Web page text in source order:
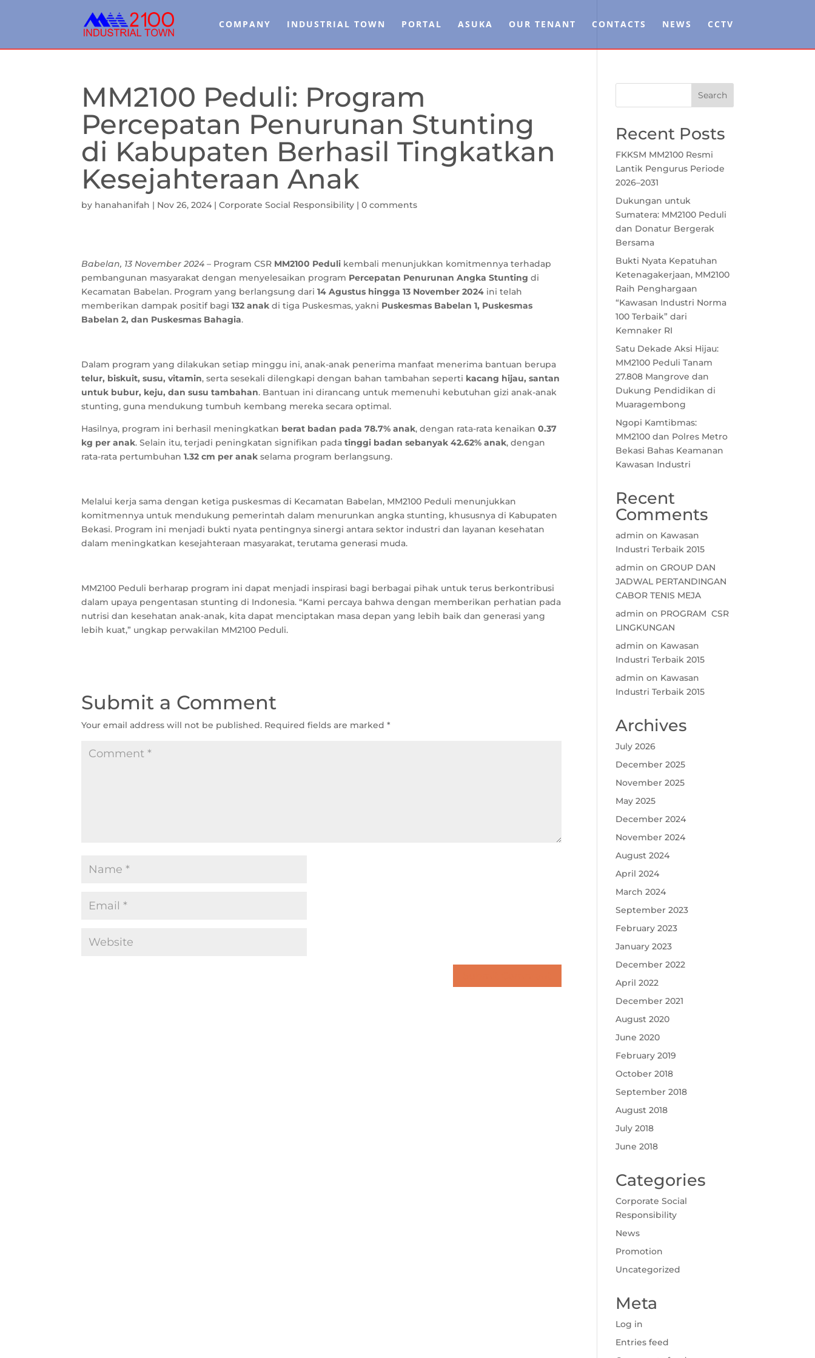
COMPANY INDUSTRIAL TOWN PORTAL ASUKA OUR TENANT CONTACTS NEWS CCTV
MM2100 Peduli: Program
Percepatan Penurunan Stunting
di Kabupaten Berhasil Tingkatkan
Kesejahteraan Anak
by hanahanifah | Nov 26, 2024 |Corporate Social Responsibility |0 comments
Babelan, 13 November 2024 – Program CSR MM2100 Peduli kembali menunjukkan komitmennya terhadap
pembangunan masyarakat dengan menyelesaikan program Percepatan Penurunan Angka Stunting di
Kecamatan Babelan. Program yang berlangsung dari14 Agustus hingga 13 November 2024 ini telah
memberikan dampak positif bagi132 anak di tiga Puskesmas, yakni Puskesmas Babelan 1, Puskesmas
Babelan 2, dan Puskesmas Bahagia.
Dalam program yang dilakukan setiap minggu ini, anak-anak penerima manfaat menerima bantuan berupa
telur, biskuit, susu, vitamin, serta sesekali dilengkapi dengan bahan tambahan seperti kacang hijau, santan
untuk bubur, keju, dan susu tambahan. Bantuan ini dirancang untuk memenuhi kebutuhan gizi anak-anak
stunting, guna mendukung tumbuh kembang mereka secara optimal.
Hasilnya, program ini berhasil meningkatkan berat badan pada 78.7% anak, dengan rata-rata kenaikan0.37
kg per anak. Selain itu, terjadi peningkatan signifikan padatinggi badan sebanyak 42.62% anak, dengan
rata-rata pertumbuhan1.32 cm per anak selama program berlangsung.
Melalui kerja sama dengan ketiga puskesmas di Kecamatan Babelan, MM2100 Peduli menunjukkan
komitmennya untuk mendukung pemerintah dalam menurunkan angka stunting, khususnya di Kabupaten
Bekasi. Program ini menjadi bukti nyata pentingnya sinergi antara sektor industri dan layanan kesehatan
dalam meningkatkan kesejahteraan masyarakat, terutama generasi muda.
MM2100 Peduli berharap program ini dapat menjadi inspirasi bagi berbagai pihak untuk terus berkontribusi
dalam upaya pengentasan stunting di Indonesia. “Kami percaya bahwa dengan memberikan perhatian pada
nutrisi dan kesehatan anak-anak, kita dapat menciptakan masa depan yang lebih baik dan generasi yang
lebih kuat,” ungkap perwakilan MM2100 Peduli.
Submit a Comment
Your email address will not be published. Required fields are marked*
Recent Posts
FKKSM MM2100 Resmi
Lantik Pengurus Periode
2026–2031
Dukungan untuk
Sumatera: MM2100 Peduli
dan Donatur Bergerak
Bersama
Bukti Nyata Kepatuhan
Ketenagakerjaan, MM2100
Raih Penghargaan
“Kawasan Industri Norma
100 Terbaik” dari
Kemnaker RI
Satu Dekade Aksi Hijau:
MM2100 Peduli Tanam
27.808 Mangrove dan
Dukung Pendidikan di
Muaragembong
Ngopi Kamtibmas:
MM2100 dan Polres Metro
Bekasi Bahas Keamanan
Kawasan Industri
Recent
Comments
admin on Kawasan
Industri Terbaik 2015
admin onGROUP DAN
JADWAL PERTANDINGAN
CABOR TENIS MEJA
admin on PROGRAM CSR
LINGKUNGAN
admin on Kawasan
Industri Terbaik 2015
admin on Kawasan
Industri Terbaik 2015
Archives
July 2026
December 2025
November 2025
May 2025
December 2024
November 2024
August 2024
April 2024
March 2024
September 2023
February 2023
January 2023
December 2022
April 2022
December 2021
August 2020
June 2020
February 2019
October 2018
September 2018
August 2018
July 2018
June 2018
Categories
Corporate Social
Responsibility
News
Promotion
Uncategorized
Meta
Log in
Entries feed